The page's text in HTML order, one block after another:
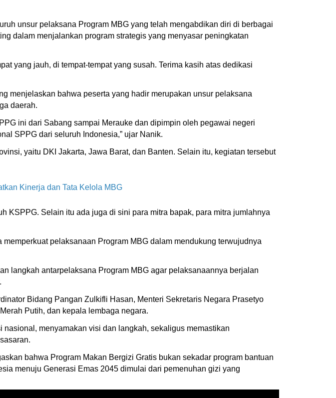
unsur pelaksana Program MBG yang telah mengabdikan diri di berbagai
dalam menjalankan program strategis yang menyasar peningkatan
yang jauh, di tempat-tempat yang susah. Terima kasih atas dedikasi
menjelaskan bahwa peserta yang hadir merupakan unsur pelaksana
daerah.
ini dari Sabang sampai Merauke dan dipimpin oleh pegawai negeri
SPPG dari seluruh Indonesia,” ujar Nanik.
yaitu DKI Jakarta, Jawa Barat, dan Banten. Selain itu, kegiatan tersebut
Kinerja dan Tata Kelola MBG
KSPPG. Selain itu ada juga di sini para mitra bapak, para mitra jumlahnya
pelaksanaan Program MBG dalam mendukung terwujudnya
langkah antarpelaksana Program MBG agar pelaksanaannya berjalan
Bidang Pangan Zulkifli Hasan, Menteri Sekretaris Negara Prasetyo
Putih, dan kepala lembaga negara.
menyamakan visi dan langkah, sekaligus memastikan
bahwa Program Makan Bergizi Gratis bukan sekadar program bantuan
menuju Generasi Emas 2045 dimulai dari pemenuhan gizi yang